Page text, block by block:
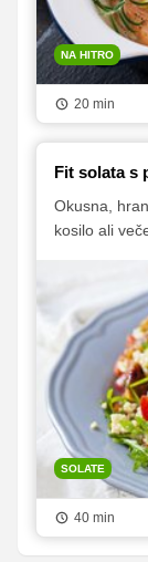
NA HITRO
20 min
Fit solata s
Okusna,
kosilo ali
SOLATE
40 min